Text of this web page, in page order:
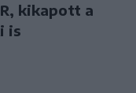
kikapott a
is